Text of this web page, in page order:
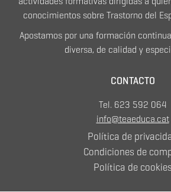
conocimientos sobre Trastorno del
Apostamos por una formación
diversa, de calidad y
CONTACTO
Tel. 623 592 064
info@teaeduca.cat
Política de
Condiciones de
Política de cookies